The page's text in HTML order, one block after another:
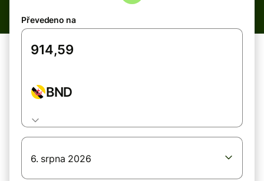
Převedeno na
BND
6. srpna 2026